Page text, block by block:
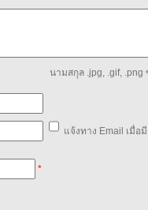
นามสกุล .jpg, .gif, .png
แจ้งทาง Email เมื่อ
*